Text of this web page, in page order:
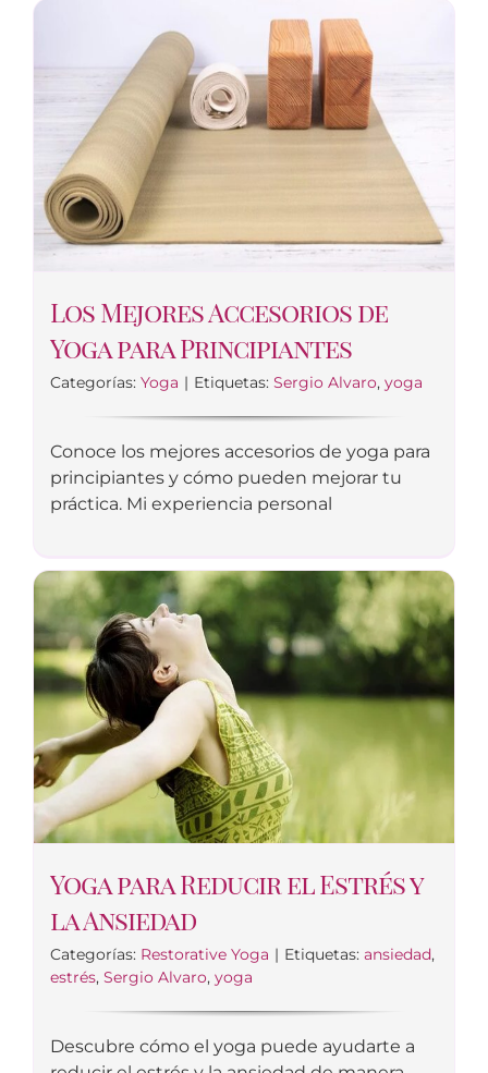
Los Mejores Accesorios de
Yoga para Principiantes
Categorías: Yoga | Etiquetas: Sergio Alvaro, yoga
Conoce los mejores accesorios de yoga para
principiantes y cómo pueden mejorar tu
práctica. Mi experiencia personal
Yoga para Reducir el Estrés y
la Ansiedad
Categorías: Restorative Yoga | Etiquetas: ansiedad,
estrés, Sergio Alvaro, yoga
Descubre cómo el yoga puede ayudarte a